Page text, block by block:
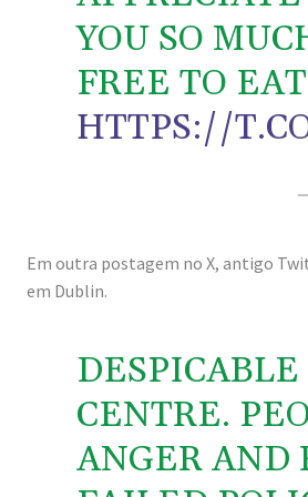
YOU SO
FREE TO
HTTPS://
Em outra postagem no X, antigo
em Dublin.
CENTRE.
ANGER AND